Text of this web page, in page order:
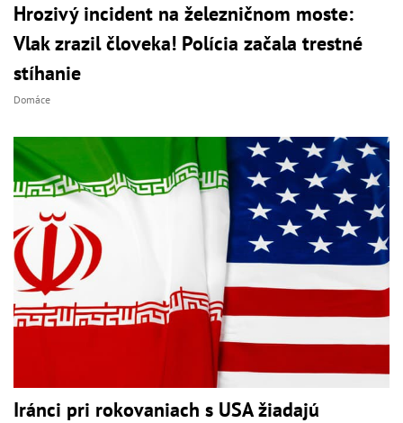
Hrozivý incident na železničnom moste:
Vlak zrazil človeka! Polícia začala trestné
stíhanie
Domáce
Iránci pri rokovaniach s USA žiadajú